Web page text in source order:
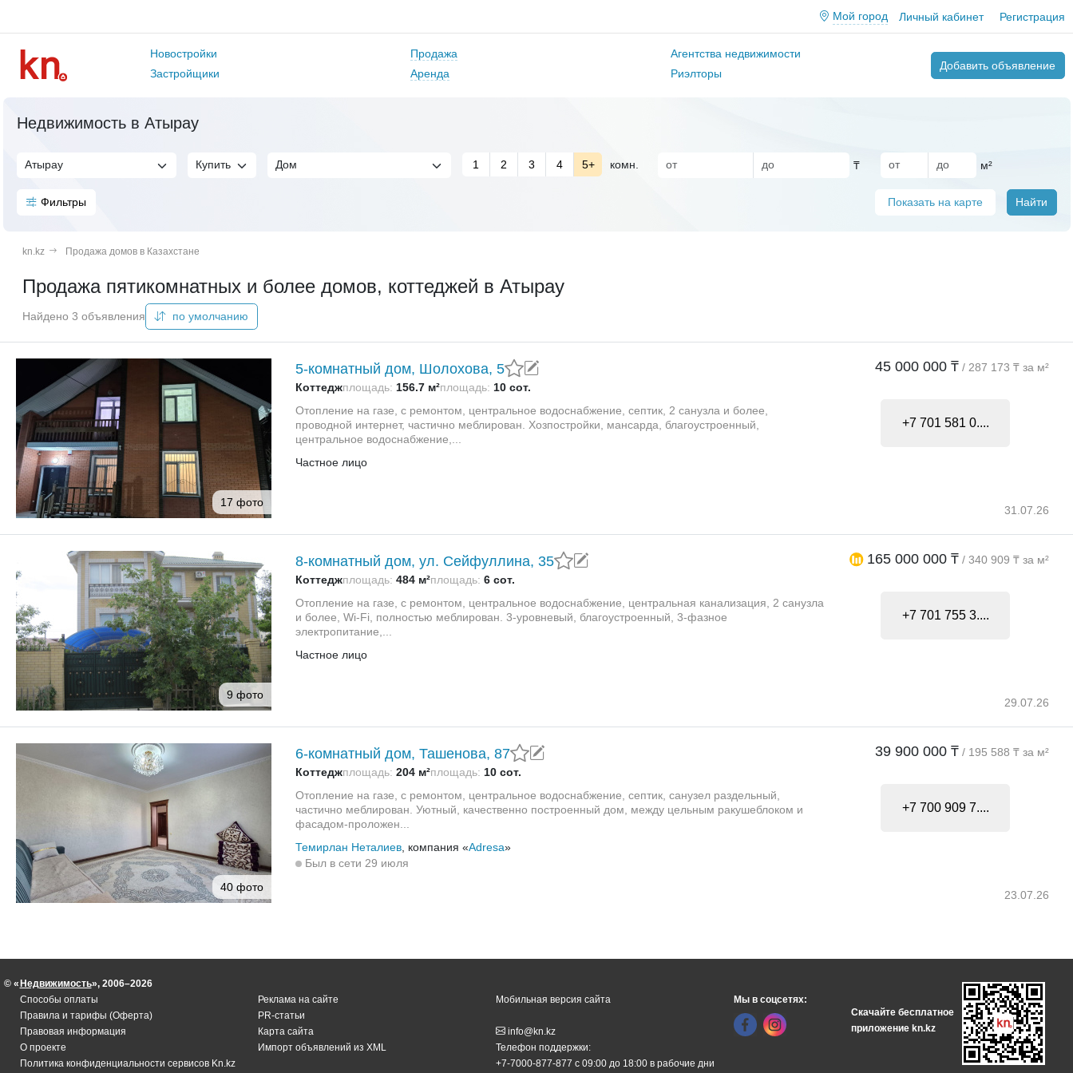
Мой город Личный кабинет Регистрация
Новостройки
Застройщики
Продажа
Аренда
Агентства недвижимости
Риэлторы
Добавить объявление
Недвижимость в Атырау
1 2 3 4 5+ комн. ₸ м²
Фильтры Показать на карте Найти
kn.kz Продажа домов в Казахстане
Продажа пятикомнатных и более домов, коттеджей в Атырау
Найдено 3 объявления по умолчанию
17 фото
5-комнатный дом, Шолохова, 5
Коттеджплощадь: 156.7 м²площадь: 10 сот.
Отопление на газе, с ремонтом, центральное водоснабжение, септик, 2 санузла и более,
проводной интернет, частично меблирован. Хозпостройки, мансарда, благоустроенный,
центральное водоснабжение,...
Частное лицо
45 000 000 ₸ / 287 173 ₸ за м²
+7 701 581 0....
31.07.26
9 фото
8-комнатный дом, ул. Сейфуллина, 35
Коттеджплощадь: 484 м²площадь: 6 сот.
Отопление на газе, с ремонтом, центральное водоснабжение, центральная канализация, 2 санузла
и более, Wi-Fi, полностью меблирован. 3-уровневый, благоустроенный, 3-фазное
электропитание,...
Частное лицо
165 000 000 ₸ / 340 909 ₸ за м²
+7 701 755 3....
29.07.26
40 фото
6-комнатный дом, Ташенова, 87
Коттеджплощадь: 204 м²площадь: 10 сот.
Отопление на газе, с ремонтом, центральное водоснабжение, септик, санузел раздельный,
частично меблирован. Уютный, качественно построенный дом, между цельным ракушеблоком и
фасадом-проложен...
Темирлан Неталиев , компания «Adresa»
Был в сети 29 июля
39 900 000 ₸ / 195 588 ₸ за м²
+7 700 909 7....
23.07.26
© «Недвижимость», 2006–2026
Способы оплаты
Правила и тарифы (Оферта)
Правовая информация
О проекте
Политика конфиденциальности сервисов Kn.kz
Реклама на сайте
PR-статьи
Карта сайта
Импорт объявлений из XML
Мобильная версия сайта
info@kn.kz
Телефон поддержки:
+7-7000-877-877 с 09:00 до 18:00 в рабочие дни
Мы в соцсетях:
Скачайте бесплатное
приложение kn.kz